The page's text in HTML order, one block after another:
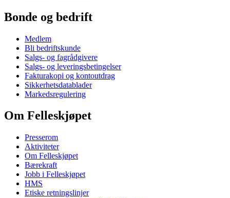
Bonde og bedrift
Medlem
Bli bedriftskunde
Salgs- og fagrådgivere
Salgs- og leveringsbetingelser
Fakturakopi og kontoutdrag
Sikkerhetsdatablader
Markedsregulering
Om Felleskjøpet
Presserom
Aktiviteter
Om Felleskjøpet
Bærekraft
Jobb i Felleskjøpet
HMS
Etiske retningslinjer